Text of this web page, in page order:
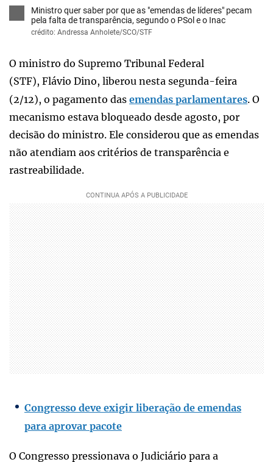
Ministro quer saber por que as "emendas de líderes" pecam
pela falta de transparência, segundo o PSol e o Inac
crédito: Andressa Anholete/SCO/STF
O ministro do Supremo Tribunal Federal
(STF), Flávio Dino, liberou nesta segunda-feira
(2/12), o pagamento das emendas parlamentares. O
mecanismo estava bloqueado desde agosto, por
decisão do ministro. Ele considerou que as emendas
não atendiam aos critérios de transparência e
rastreabilidade.
Congresso deve exigir liberação de emendas
para aprovar pacote
O Congresso pressionava o Judiciário para a